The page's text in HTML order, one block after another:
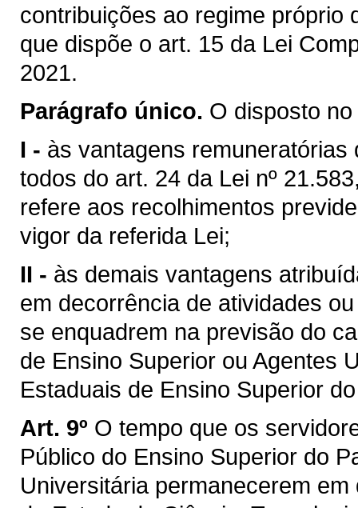
contribuições ao regime próprio
que dispõe o art. 15 da Lei
2021.
Parágrafo único. O disposto
I - às vantagens remuneratórias
todos do art. 24 da Lei nº
refere aos recolhimentos
vigor da referida Lei;
II - às demais vantagens
em decorrência de atividades
se enquadrem na previsão do
de Ensino Superior ou Agentes
Estaduais de Ensino Superior
Art. 9º O tempo que os
Público do Ensino Superior do
Universitária permanecerem